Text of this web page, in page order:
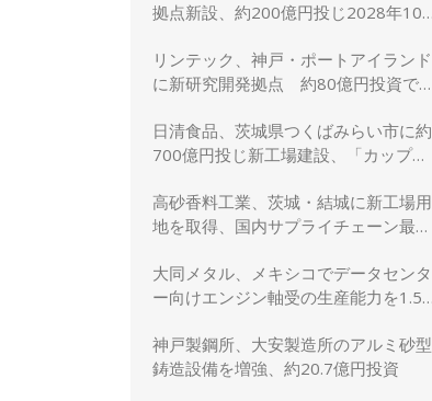
拠点新設、約200億円投じ2028年10
リンテック、神戸・ポートアイランド
に新研究開発拠点 約80億円投資で新
日清食品、茨城県つくばみらい市に約
700億円投じ新工場建設、「カップヌ
高砂香料工業、茨城・結城に新工場用
地を取得、国内サプライチェーン最適
大同メタル、メキシコでデータセンタ
ー向けエンジン軸受の生産能力を1.5
神戸製鋼所、大安製造所のアルミ砂型
鋳造設備を増強、約20.7億円投資